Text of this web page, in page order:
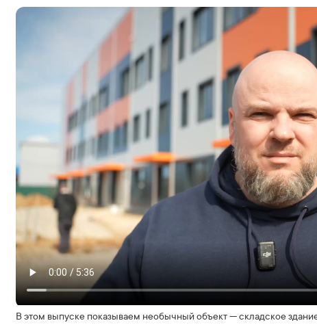
В этом выпуске показываем необычный объект — складское